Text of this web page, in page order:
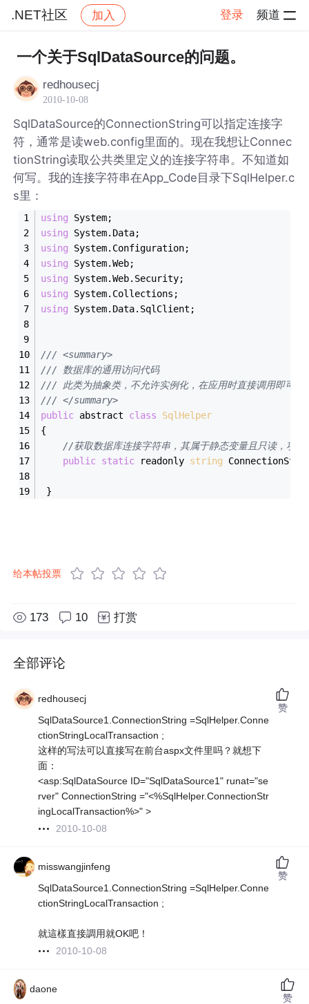
.NET社区 加入 登录 频道
社区 .NET社区
一个关于SqlDataSource的问题。
redhousecj
2010-10-08
SqlDataSource的ConnectionString可以指定连接字
符，通常是读web.config里面的。现在我想让Connec
tionString读取公共类里定义的连接字符串。不知道如
何写。我的连接字符串在App_Code目录下SqlHelper.c
s里：
using System;
using System.Data;
using System.Configuration;
using System.Web;
using System.Web.Security;
using System.Collections;
using System.Data.SqlClient;
/// <summary>
/// 数据库的通用访问代码
/// 此类为抽象类，不允许实例化，在应用时直接调用即可
/// </summary>
public abstract class
SqlHelper
{
//获取数据库连接字符串，其属于静态变量且只读，项
public static readonly string
}
给本帖投票
173 10 打赏
全部评论
redhousecj
SqlDataSource1.ConnectionString =SqlHelper.Conne
ctionStringLocalTransaction ;
这样的写法可以直接写在前台aspx文件里吗？就想下
面：
<asp:SqlDataSource ID="SqlDataSource1" runat="se
rver" ConnectionString ="<%SqlHelper.ConnectionStr
ingLocalTransaction%>" >
2010-10-08
赞
misswangjinfeng
SqlDataSource1.ConnectionString =SqlHelper.Conne
ctionStringLocalTransaction ;
就這樣直接調用就OK吧！
2010-10-08
赞
daone
赞